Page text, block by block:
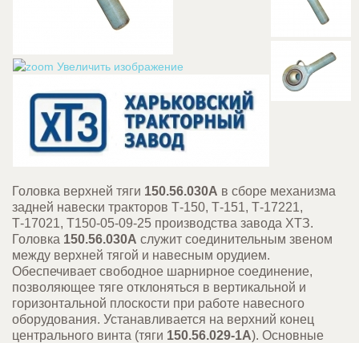
Увеличить изображение
Головка верхней тяги 150.56.030А в сборе механизма
задней навески тракторов Т-150, Т-151, Т-17221,
Т-17021, Т150-05-09-25 производства завода ХТЗ.
Головка 150.56.030А служит соединительным звеном
между верхней тягой и навесным орудием.
Обеспечивает свободное шарнирное соединение,
позволяющее тяге отклоняться в вертикальной и
горизонтальной плоскости при работе навесного
оборудования. Устанавливается на верхний конец
центрального винта (тяги 150.56.029-1А). Основные